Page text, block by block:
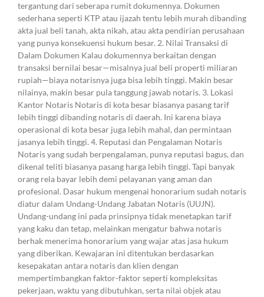
tergantung dari seberapa rumit dokumennya. Dokumen
sederhana seperti KTP atau ijazah tentu lebih murah dibanding
akta jual beli tanah, akta nikah, atau akta pendirian perusahaan
yang punya konsekuensi hukum besar. 2. Nilai Transaksi di
Dalam Dokumen Kalau dokumennya berkaitan dengan
transaksi bernilai besar—misalnya jual beli properti miliaran
rupiah—biaya notarisnya juga bisa lebih tinggi. Makin besar
nilainya, makin besar pula tanggung jawab notaris. 3. Lokasi
Kantor Notaris Notaris di kota besar biasanya pasang tarif
lebih tinggi dibanding notaris di daerah. Ini karena biaya
operasional di kota besar juga lebih mahal, dan permintaan
jasanya lebih tinggi. 4. Reputasi dan Pengalaman Notaris
Notaris yang sudah berpengalaman, punya reputasi bagus, dan
dikenal teliti biasanya pasang harga lebih tinggi. Tapi banyak
orang rela bayar lebih demi pelayanan yang aman dan
profesional. Dasar hukum mengenai honorarium sudah notaris
diatur dalam Undang-Undang Jabatan Notaris (UUJN).
Undang-undang ini pada prinsipnya tidak menetapkan tarif
yang kaku dan tetap, melainkan mengatur bahwa notaris
berhak menerima honorarium yang wajar atas jasa hukum
yang diberikan. Kewajaran ini ditentukan berdasarkan
kesepakatan antara notaris dan klien dengan
mempertimbangkan faktor-faktor seperti kompleksitas
pekerjaan, waktu yang dibutuhkan, serta nilai objek atau